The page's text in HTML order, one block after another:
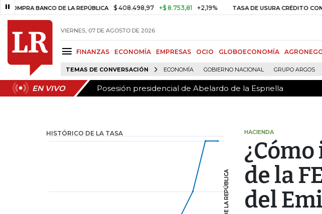
BANCO DE LA REPÚBLICA $ 408.498,97 +$ 8.753,81 +2,19% TASA DE USURA CRÉDITO CONSUMO
VIERNES, 07 DE AGOSTO DE 2026
FINANZAS ECONOMÍA EMPRESAS OCIO GLOBOECONOMÍA
TEMAS DE CONVERSACIÓN ECONOMÍA GOBIERNO NACIONAL GRUPO ARGOS
EN VIVO Posesión presidencial de Abelardo de la Espriella
EN VIVO Posesión presidencial de Abelardo de la Espriella
HACIENDA
de la
del